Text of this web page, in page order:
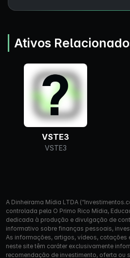
Ativos
VSTE3
VSTE3
A Dinheirama Mídia LTDA
controlada pela O Primo Rico Mídia,
dedicada à produção e divulgação de
informativo sobre finanças pessoais,
As informações, artigos, vídeos, cotações
neste site têm caráter exclusivamente
recomendação de investimento, oferta ou